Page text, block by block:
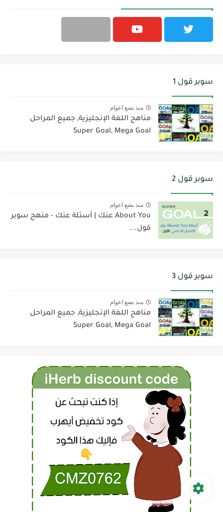
سوبر قول 1
منذ بضع اعوام
مناهج اللغة الإنجليزية, جميع المراحل
Super Goal, Mega Goal
سوبر قول 2
منذ بضع اعوام
About You عنك | أسئلة عنك - منهج سوبر
قول...
سوبر قول 3
منذ بضع اعوام
مناهج اللغة الإنجليزية, جميع المراحل
Super Goal, Mega Goal